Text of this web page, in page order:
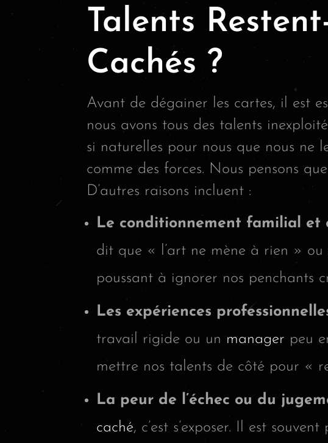
Talents
Cachés ?
Avant de dégainer les cartes, il est
nous avons tous des talents
si naturelles pour nous que nous ne
comme des forces. Nous pensons
D’autres raisons incluent :
Le conditionnement familial et
dit que « l’art ne mène à rien »
poussant à ignorer nos penchants
Les expériences
travail rigide ou un manager peu
mettre nos talents de côté pour «
La peur de l’échec ou du
caché, c’est s’exposer. Il est